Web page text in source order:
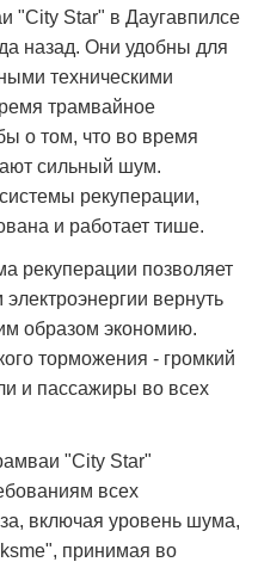
"City Star" в Даугавпилсе
назад. Они удобны для
техническими
трамвайное
о том, что во время
сильный шум.
рекуперации,
и работает тише.
рекуперации позволяет
вернуть
образом экономию.
торможения - громкий
и пассажиры во всех
"City Star"
всех
включая уровень шума,
принимая во